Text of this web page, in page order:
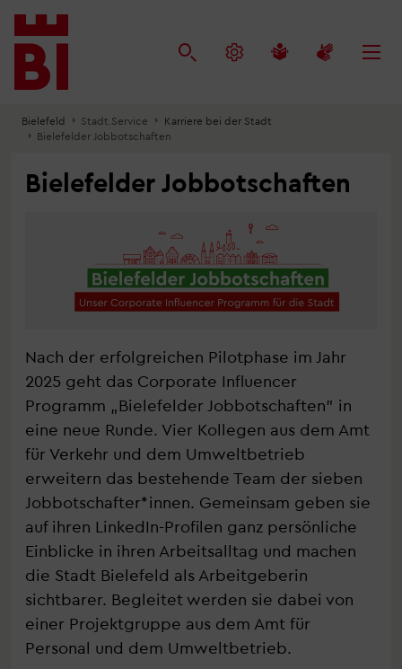
Inhalt
anspringen
Menü
anspringen
Suche
anspringen
Bielefeld Stadt.Service
Karriere bei der Stadt
Bielefelder Jobbotschaften
Bielefelder Jobbotschaften
Nach der erfolgreichen Pilotphase im Jahr
2025 geht das Corporate Influencer
Programm „Bielefelder Jobbotschaften" in
eine neue Runde. Vier Kollegen aus dem Amt
für Verkehr und dem Umweltbetrieb
erweitern das bestehende Team der sieben
Jobbotschafter*innen. Gemeinsam geben sie
auf ihren LinkedIn-Profilen ganz persönliche
Einblicke in ihren Arbeitsalltag und machen
die Stadt Bielefeld als Arbeitgeberin
sichtbarer. Begleitet werden sie dabei von
einer Projektgruppe aus dem Amt für
Personal und dem Umweltbetrieb.